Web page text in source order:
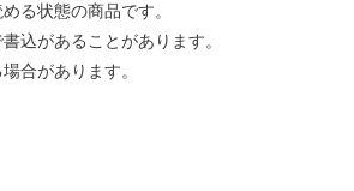
状態の商品です。
があることがあります。
があります。